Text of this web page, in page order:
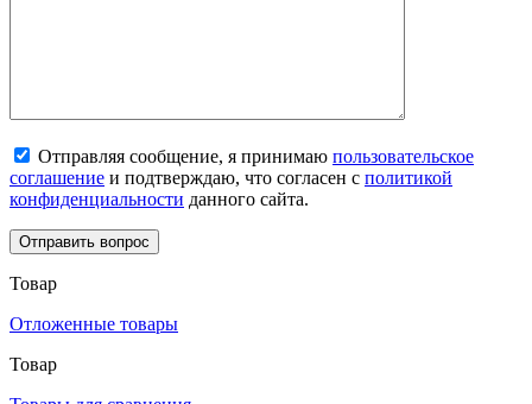
Отправляя сообщение, я принимаю пользовательское
соглашение и подтверждаю, что согласен с политикой
конфиденциальности данного сайта.
Товар
Отложенные товары
Товар